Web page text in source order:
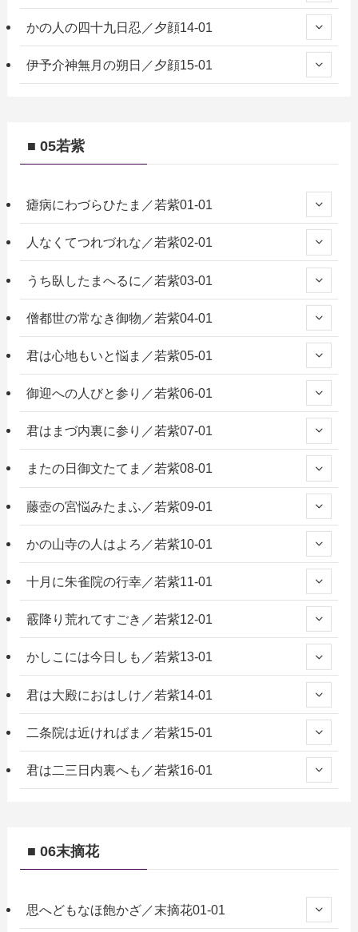
かの人の四十九日忍／夕顔14-01
伊予介神無月の朔日／夕顔15-01
■ 05若紫
瘧病にわづらひたま／若紫01-01
人なくてつれづれな／若紫02-01
うち臥したまへるに／若紫03-01
僧都世の常なき御物／若紫04-01
君は心地もいと悩ま／若紫05-01
御迎への人びと参り／若紫06-01
君はまづ内裏に参り／若紫07-01
またの日御文たてま／若紫08-01
藤壺の宮悩みたまふ／若紫09-01
かの山寺の人はよろ／若紫10-01
十月に朱雀院の行幸／若紫11-01
霰降り荒れてすごき／若紫12-01
かしこには今日しも／若紫13-01
君は大殿におはしけ／若紫14-01
二条院は近ければま／若紫15-01
君は二三日内裏へも／若紫16-01
■ 06末摘花
思へどもなほ飽かざ／末摘花01-01